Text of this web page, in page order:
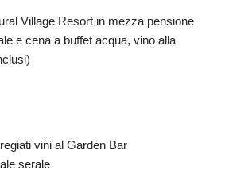
Village Resort in mezza pensione
e cena a buffet acqua, vino alla
vini al Garden Bar
serale